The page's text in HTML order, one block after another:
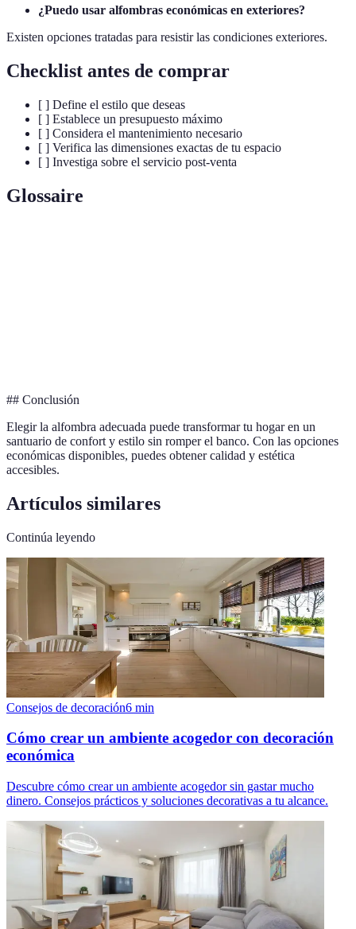
¿Puedo usar alfombras económicas en exteriores?
Existen opciones tratadas para resistir las condiciones exteriores.
Checklist antes de comprar
[ ] Define el estilo que deseas
[ ] Establece un presupuesto máximo
[ ] Considera el mantenimiento necesario
[ ] Verifica las dimensiones exactas de tu espacio
[ ] Investiga sobre el servicio post-venta
Glossaire
## Conclusión
Elegir la alfombra adecuada puede transformar tu hogar en un
santuario de confort y estilo sin romper el banco. Con las opciones
económicas disponibles, puedes obtener calidad y estética
accesibles.
Artículos similares
Continúa leyendo
Consejos de decoración6 min
Cómo crear un ambiente acogedor con decoración
económica
Descubre cómo crear un ambiente acogedor sin gastar mucho
dinero. Consejos prácticos y soluciones decorativas a tu alcance.